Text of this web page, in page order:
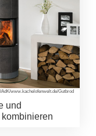
AdK/www.kachelofenwelt.de/Gutbrod
und